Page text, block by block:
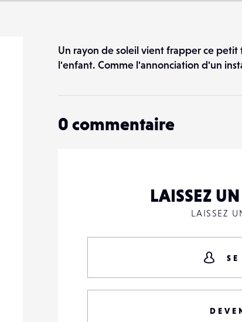
Un rayon de soleil vient frapper ce
l'enfant. Comme l'annonciation d'un
0 commentaire
LAISSEZ
LAISSEZ